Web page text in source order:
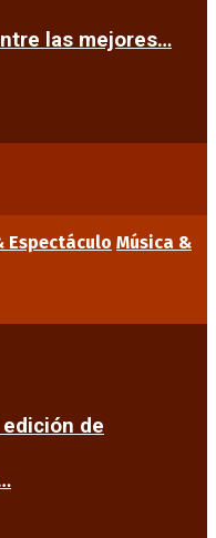
las mejores…
Espectáculo Música &
de